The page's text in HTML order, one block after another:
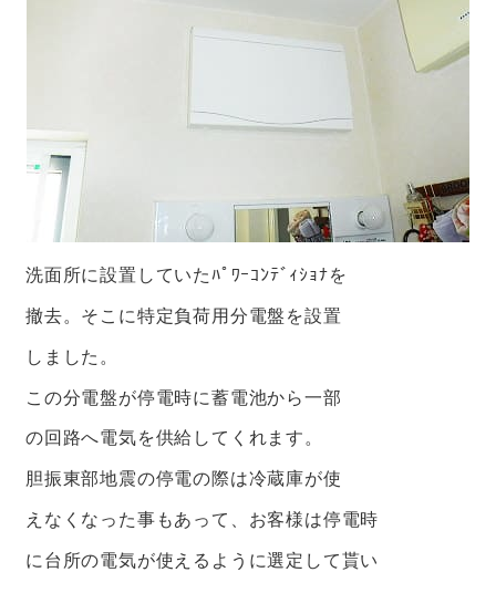
洗面所に設置していたﾊﾟﾜｰｺﾝﾃﾞｨｼｮﾅを
撤去。そこに特定負荷用分電盤を設置
しました。
この分電盤が停電時に蓄電池から一部
の回路へ電気を供給してくれます。
胆振東部地震の停電の際は冷蔵庫が使
えなくなった事もあって、お客様は停電時
に台所の電気が使えるように選定して貰い